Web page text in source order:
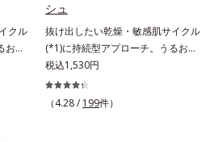
不使用(*5)・パラベンフリー、6つ
のフリー処方で徹底的に肌に寄り添
います。*1 乾燥と敏感をくり返す
こと*2 敏感肌対象連用テスト済
（すべての方のお肌に合うというこ
とではありません）*3 乾燥して敏
クル
おい
ア
け
シュ
抜け出したい乾燥・敏感肌サイクル
(*1)に持続型アプローチ。うるおい
を追求した敏感肌用保湿スキンケア
(*2)。うるおいを逃し、刺激を受け
やすい角層の“乾燥敏感スランプ
税込1,530円
（4.28 / 199件）